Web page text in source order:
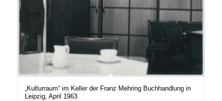
„Kulturraum“ im Keller der Franz Mehring Buchhandlung in
Leipzig, April 1963